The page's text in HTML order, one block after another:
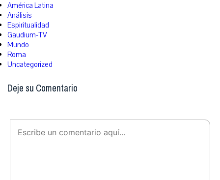
América Latina
Análisis
Espiritualidad
Gaudium-TV
Mundo
Roma
Uncategorized
Deje su Comentario